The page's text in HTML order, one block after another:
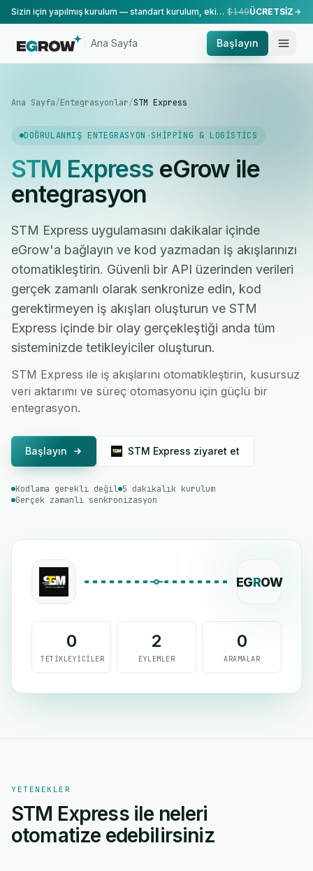
Sizin için yapılmış kurulum — standart kurulum, ekibimiz tarafından yapılır. $149ÜCRETSİZ
Ana Sayfa Başlayın
Ana Sayfa/Entegrasyonlar/STM Express
DOĞRULANMIŞ ENTEGRASYON ·SHIPPING & LOGISTICS
STM ExpresseGrow ile
entegrasyon
STM Express uygulamasını dakikalar içinde
eGrow'a bağlayın ve kod yazmadan iş akışlarınızı
otomatikleştirin. Güvenli bir API üzerinden verileri
gerçek zamanlı olarak senkronize edin, kod
gerektirmeyen iş akışları oluşturun ve STM
Express içinde bir olay gerçekleştiği anda tüm
sisteminizde tetikleyiciler oluşturun.
STM Express ile iş akışlarını otomatikleştirin, kusursuz
veri aktarımı ve süreç otomasyonu için güçlü bir
entegrasyon.
Başlayın STM Express ziyaret et
Kodlama gerekli değil 5 dakikalık kurulum
Gerçek zamanlı senkronizasyon
EGROW
0
TETIKLEYICILER
2
EYLEMLER
0
ARAMALAR
YETENEKLER
STM Express ile neleri
otomatize edebilirsiniz